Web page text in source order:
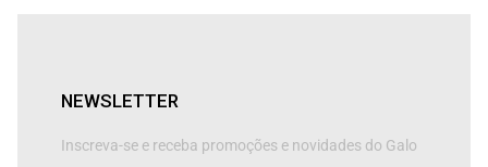
NEWSLETTER
Inscreva-se e receba promoções e novidades do Galo